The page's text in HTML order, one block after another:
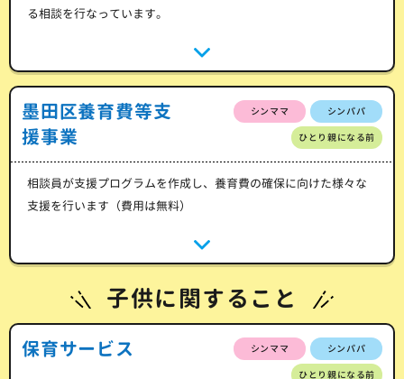
る相談を行なっています。
墨田区養育費等支
援事業
シンママ シンパパ
ひとり親になる前
相談員が支援プログラムを作成し、養育費の確保に向けた様々な
支援を行います（費用は無料）
子供に関すること
保育サービス シンママ シンパパ
ひとり親になる前